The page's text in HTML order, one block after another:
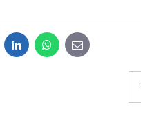
LinkedInWhatsApp
E-
mail